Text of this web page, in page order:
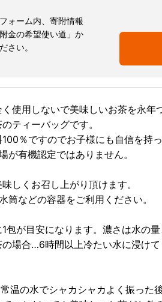
ォーム内、寄附情報
金の希望使い道」か
さい。
使用しないで美味しいお茶を永
ティーバッグです。
％ですのでお子様にも自信を持
が有機認定ではありません。
しくお召し上がり頂けます。
筒などの容器をご利用ください。
包が目安になります。濃さは水の量
場合…6時間以上冷たい水に浸け
温の水でシャカシャカよく振った